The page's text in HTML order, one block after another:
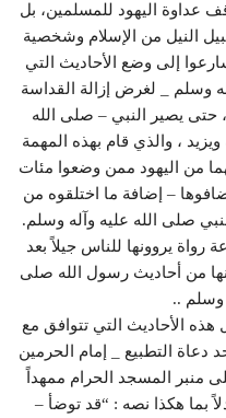
عداوة اليهود للمسلمين، بل
النيل من الإسلام وشخصية
إلى وضع الأحاديث التي
وسلم _ لغرض إزالة القداسة
حتى يصير النبي – صلى الله
، والذي قام بهذه المهمة
من اليهود ممن وضعوا مئات
– إضافة ما اختلقوه من
صلى الله عليه وآله وسلم.
رواة يروونها للناس جيلاً بعد
من أحاديث رسول الله صلى
وسلم ..
هذه الأحاديث التي تتوافق مع
دعاة التطبيع _ إمام الحرمين
منبر المسجد الحرام ممهداً
بما هكذا نصه : “قد توضأ –